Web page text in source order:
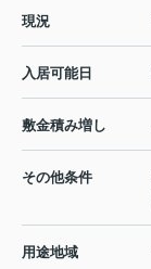
現況
入居可能日
敷金積み増し
その他条件
用途地域